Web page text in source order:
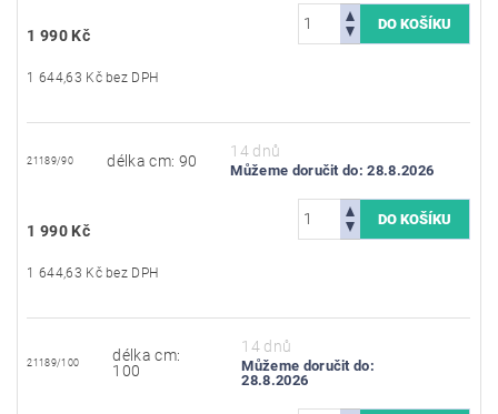
1 990 Kč
1 644,63 Kč bez DPH
21189/90 délka cm: 90
14 dnů
Můžeme doručit do: 28.8.2026
1 990 Kč
1 644,63 Kč bez DPH
21189/100
délka cm:
100
14 dnů
Můžeme doručit do:
28.8.2026